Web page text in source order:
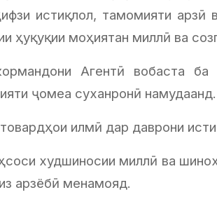
истиқлол, тамомияти
ҳуқуқии моҳиятан миллӣ ва
Агентӣ вобаста
ҷомеа суханронӣ намудаанд.
илмӣ дар даврони
худшиносии миллӣ ва
арзёбӣ менамояд.